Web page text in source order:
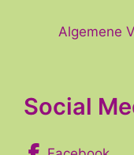
Algemene
Social